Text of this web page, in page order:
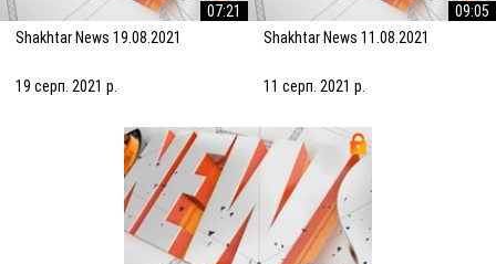
07:21
Shakhtar News 19.08.2021
19 серп. 2021 р.
09:05
Shakhtar News 11.08.2021
11 серп. 2021 р.